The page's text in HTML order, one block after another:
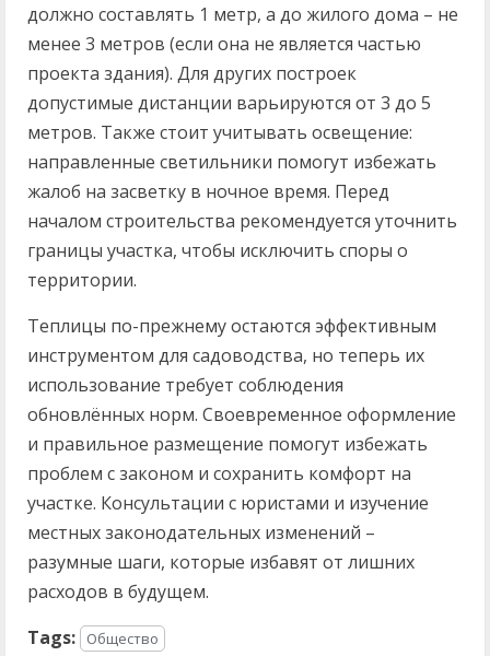
должно составлять 1 метр, а до жилого дома – не
менее 3 метров (если она не является частью
проекта здания). Для других построек
допустимые дистанции варьируются от 3 до 5
метров. Также стоит учитывать освещение:
направленные светильники помогут избежать
жалоб на засветку в ночное время. Перед
началом строительства рекомендуется уточнить
границы участка, чтобы исключить споры о
территории.
Теплицы по-прежнему остаются эффективным
инструментом для садоводства, но теперь их
использование требует соблюдения
обновлённых норм. Своевременное оформление
и правильное размещение помогут избежать
проблем с законом и сохранить комфорт на
участке. Консультации с юристами и изучение
местных законодательных изменений –
разумные шаги, которые избавят от лишних
расходов в будущем.
Tags:
Общество